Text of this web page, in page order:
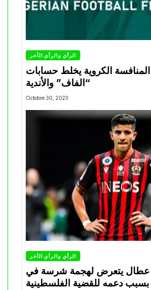
الرأي والرأي الأخر
الكروية يخلط حسابات
Octobre 30, 2023
الرأي والرأي الأخر
عطال يتعرض لهجمة شرسة في
دعمه للقضية الفلسطينية